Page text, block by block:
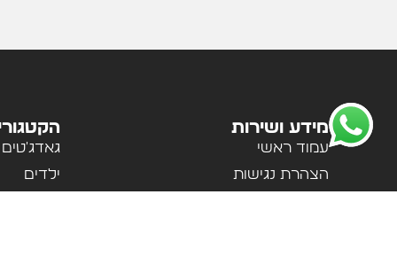
מידע ושירות
עמוד ראשי
הצהרת נגישות
גאדג'טים
ילדים